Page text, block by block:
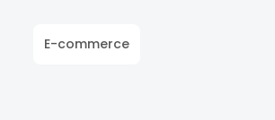
E-commerce